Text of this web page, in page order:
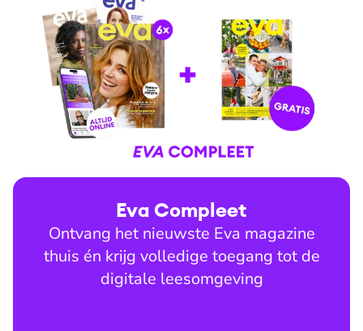
Eva Compleet
Ontvang het nieuwste Eva magazine
thuis én krijg volledige toegang tot de
digitale leesomgeving